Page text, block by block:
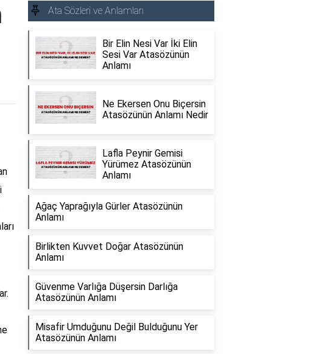
Ata Sözleri ve Anlamları
Bir Elin Nesi Var İki Elin
Sesi Var Atasözünün
Anlamı
Ne Ekersen Onu Biçersin
Atasözünün Anlamı Nedir
Lafla Peynir Gemisi
Yürümez Atasözünün
Anlamı
Ağaç Yaprağıyla Gürler Atasözünün
Anlamı
Birlikten Kuvvet Doğar Atasözünün
Anlamı
Güvenme Varlığa Düşersin Darlığa
Atasözünün Anlamı
Misafir Umduğunu Değil Bulduğunu Yer
Atasözünün Anlamı